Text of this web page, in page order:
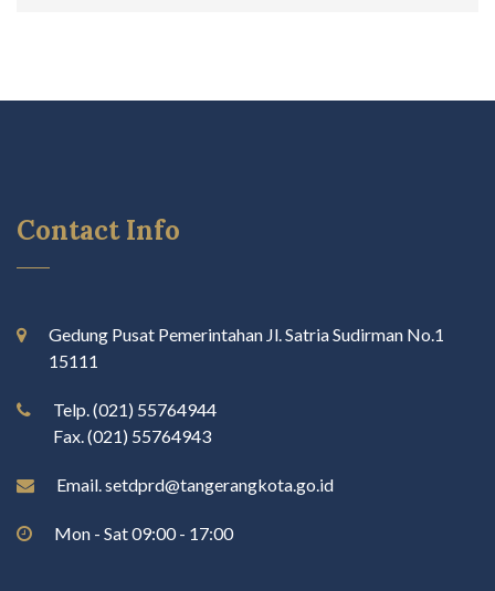
Contact Info
Gedung Pusat Pemerintahan Jl. Satria Sudirman No.1
15111
Telp. (021) 55764944
Fax. (021) 55764943
Email. setdprd@tangerangkota.go.id
Mon - Sat 09:00 - 17:00